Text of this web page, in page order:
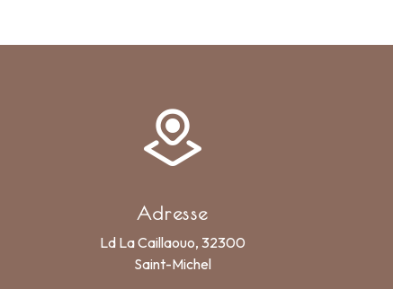
Adresse
Ld La Caillaouo, 32300
Saint-Michel